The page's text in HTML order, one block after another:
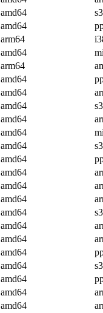
amd64
amd64
arm64
amd64
arm64
amd64
amd64
amd64
amd64
amd64
amd64
amd64
amd64
amd64
amd64
amd64
amd64
amd64
amd64
amd64
amd64
amd64
amd64